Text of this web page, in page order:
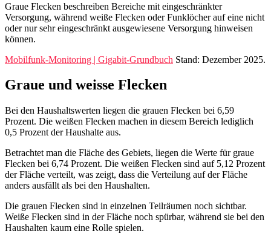
Graue Flecken beschreiben Bereiche mit eingeschränkter
Versorgung, während weiße Flecken oder Funklöcher auf eine nicht
oder nur sehr eingeschränkt ausgewiesene Versorgung hinweisen
können.
Mobilfunk-Monitoring | Gigabit-Grundbuch Stand: Dezember 2025.
Graue und weisse Flecken
Bei den Haushaltswerten liegen die grauen Flecken bei 6,59
Prozent. Die weißen Flecken machen in diesem Bereich lediglich
0,5 Prozent der Haushalte aus.
Betrachtet man die Fläche des Gebiets, liegen die Werte für graue
Flecken bei 6,74 Prozent. Die weißen Flecken sind auf 5,12 Prozent
der Fläche verteilt, was zeigt, dass die Verteilung auf der Fläche
anders ausfällt als bei den Haushalten.
Die grauen Flecken sind in einzelnen Teilräumen noch sichtbar.
Weiße Flecken sind in der Fläche noch spürbar, während sie bei den
Haushalten kaum eine Rolle spielen.